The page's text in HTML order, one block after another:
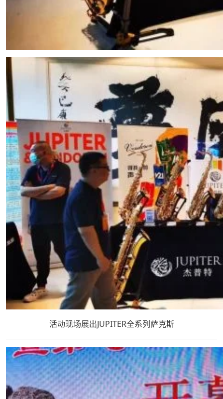
活动现场展出JUPITER全系列萨克斯